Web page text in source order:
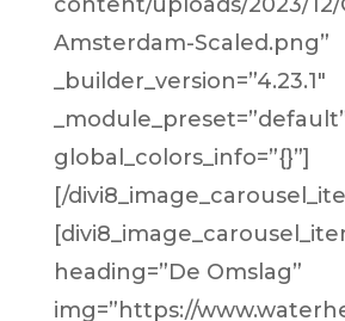
Amsterdam-Scaled.png”
_builder_version=”4.23.1″
global_colors_info=”{}”]
[/
heading=”De Omslag”
img=”https://